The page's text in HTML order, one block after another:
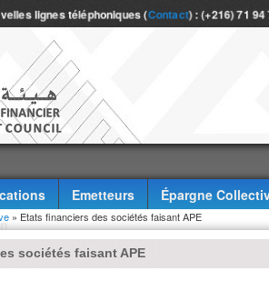
lignes téléphoniques (Contact) : (+216) 71
Emetteurs
Épargne
» Etats financiers des sociétés faisant APE
sociétés faisant APE